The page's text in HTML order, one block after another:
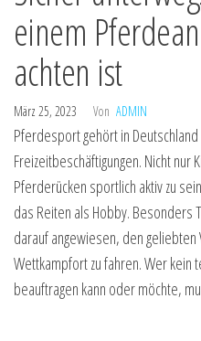
einem
achten ist
März 25, 2023 Von ADMIN
Pferdesport gehört in
Freizeitbeschäftigungen. Nicht nur
Pferderücken sportlich aktiv zu
das Reiten als Hobby. Besonders
darauf angewiesen, den
Wettkampfort zu fahren. Wer
beauftragen kann oder möchte,